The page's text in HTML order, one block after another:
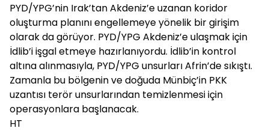
PYD/YPG’nin Irak’tan Akdeniz’e uzanan koridor
oluşturma planını engellemeye yönelik bir girişim
olarak da görüyor. PYD/YPG Akdeniz’e ulaşmak için
İdlib’i işgal etmeye hazırlanıyordu. İdlib’in kontrol
altına alınmasıyla, PYD/YPG unsurları Afrin’de sıkıştı.
Zamanla bu bölgenin ve doğuda Münbiç’in PKK
uzantısı terör unsurlarından temizlenmesi için
operasyonlara başlanacak.
HT